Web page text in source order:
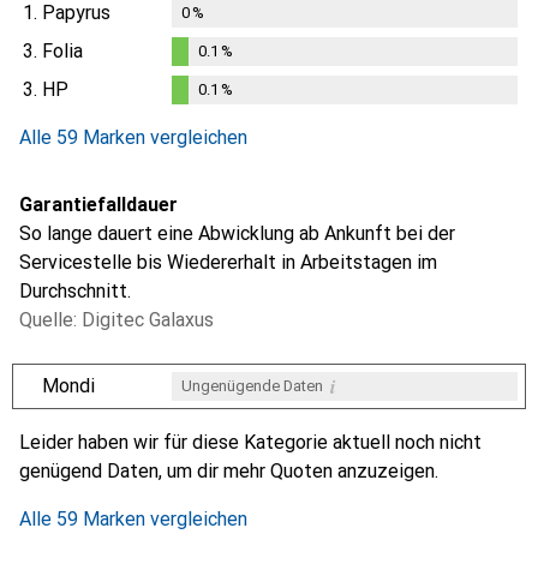
1. Papyrus 0%
3. Folia
%
0.1 %
3. HP 0.1 %
Alle 59 Marken vergleichen
Garantiefalldauer
So lange dauert eine Abwicklung ab Ankunft bei der
Servicestelle bis Wiedererhalt in Arbeitstagen im
Durchschnitt.
Quelle: Digitec Galaxus
Mondi Ungenügende Daten i
iiii
Leider haben wir für diese Kategorie aktuell noch nicht
genügend Daten, um dir mehr Quoten anzuzeigen.
Alle 59 Marken vergleichen